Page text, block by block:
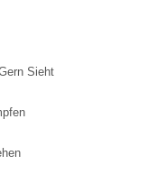
Sieht